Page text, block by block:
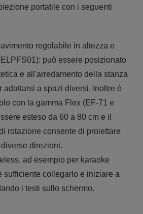
portatile con i seguenti
regolabile in altezza e
può essere posizionato
e all'arredamento della stanza
adattarsi a spazi diversi. Inoltre è
con la gamma Flex (EF-71 e
esteso da 60 a 80 cm e il
rotazione consente di proiettare
direzioni.
ad esempio per karaoke
sufficiente collegarlo e iniziare a
i testi sullo schermo.